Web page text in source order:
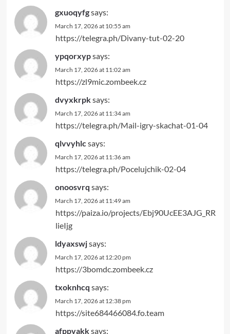
gxuoqyfgsays:
March 17, 2026 at 10:55 am
https://telegra.ph/Divany-tut-02-20
ypqorxypsays:
March 17, 2026 at 11:02 am
https://zl9mic.zombeek.cz
dvyxkrpksays:
March 17, 2026 at 11:34 am
https://telegra.ph/Mail-igry-skachat-01-04
qlvvyhlcsays:
March 17, 2026 at 11:36 am
https://telegra.ph/Pocelujchik-02-04
onoosvrq says:
March 17, 2026 at 11:49 am
https://paiza.io/projects/Ebj90UcEE3AJG_RR
lieIjg
ldyaxswjsays:
March 17, 2026 at 12:20 pm
https://3bomdc.zombeek.cz
txoknhcq says:
March 17, 2026 at 12:38 pm
https://site684466084.fo.team
afppvakksays: